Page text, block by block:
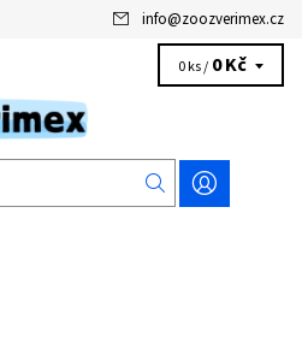
info@zoozverimex.cz
0 ks / 0 Kč